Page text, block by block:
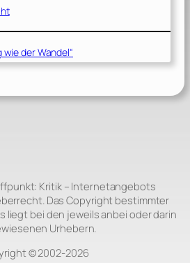
der Wandel“
Kritik – Internetangebots
Das Copyright bestimmter
liegt bei den jeweils anbei oder darin
Urhebern.
© 2002‑2026